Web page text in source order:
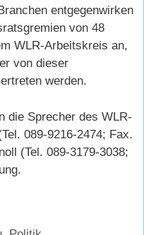
entgegenwirken
von 48
WLR-Arbeitskreis an,
von dieser
werden.
die Sprecher des WLR-
089-9216-2474; Fax.
(Tel. 089-3179-3038;